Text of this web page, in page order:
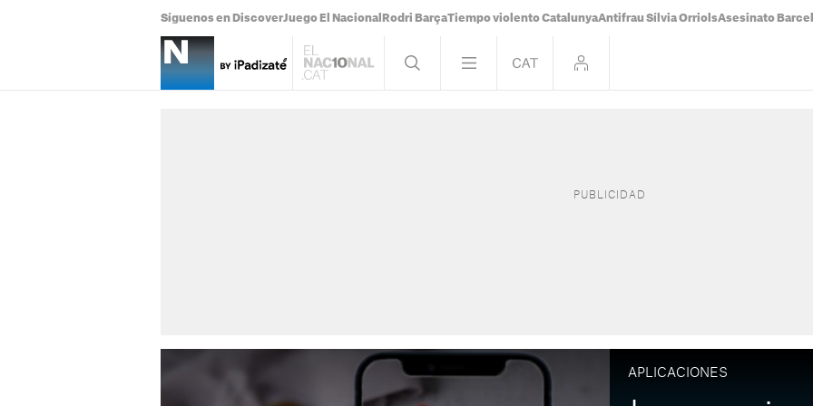
Síguenos en DiscoverJuego El Nacional Rodri BarçaTiempo violento CatalunyaAntifrau Sílvia OrriolsAsesinato
APLICACIONES